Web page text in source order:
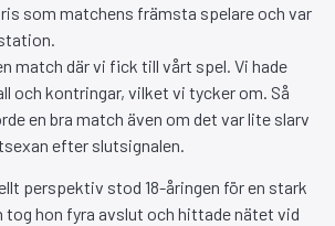
som matchens främsta spelare och var
match där vi fick till vårt spel. Vi hade
och kontringar, vilket vi tycker om. Så
en bra match även om det var lite slarv
efter slutsignalen.
perspektiv stod 18-åringen för en stark
hon fyra avslut och hittade nätet vid